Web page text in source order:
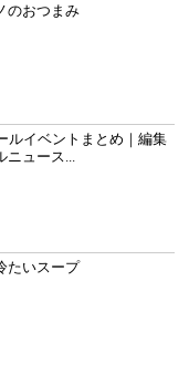
のおつまみ
ルイベントまとめ｜編集
ュース...
たいスープ